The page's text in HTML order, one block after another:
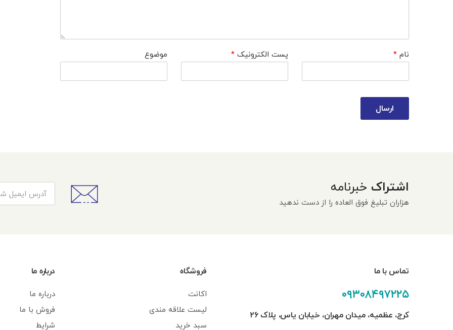
نام* پست الکترونیک* موضوع
ارسال
اشتراک خبرنامه
هزاران تبلیغ فوق العاده را از دست ندهید
تماس با ما
۰۹۳۰۸۴۹۷۲۲۵
کرج، عظمیه، میدان مهران، خیابان یاس، پلاک ۲۶
فروشگاه
اکانت
لیست علاقه مندی
سبد خرید
درباره ما
درباره ما
فروش با ما
شرایط